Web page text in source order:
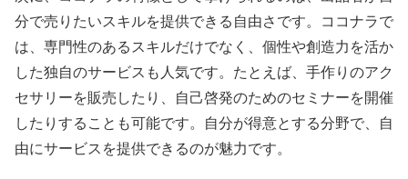
分で売りたいスキルを提供できる自由さです。ココナラで
は、専門性のあるスキルだけでなく、個性や創造力を活か
した独自のサービスも人気です。たとえば、手作りのアク
セサリーを販売したり、自己啓発のためのセミナーを開催
したりすることも可能です。自分が得意とする分野で、自
由にサービスを提供できるのが魅力です。